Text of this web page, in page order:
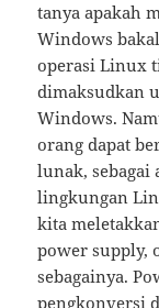
tanya apakah
Windows
operasi Linux
dimaksudkan
Windows.
orang dapat
lunak,
lingkungan
kita
power supply,
sebagainya.
pengkonversi